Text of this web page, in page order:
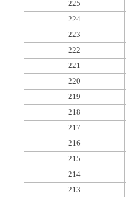
225
224
223
222
221
220
219
218
217
216
215
214
213